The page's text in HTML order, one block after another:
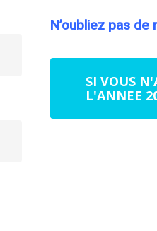
N’oubliez pas
SI VOUS
L'ANNEE